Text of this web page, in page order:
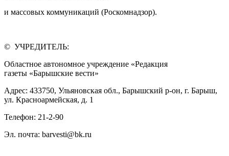
и массовых коммуникаций (Роскомнадзор).
© УЧРЕДИТЕЛЬ:
Областное автономное учреждение «Редакция
газеты «Барышские вести»
Адрес: 433750, Ульяновская обл., Барышский р-он, г. Барыш,
ул. Красноармейская, д. 1
Телефон: 21-2-90
Эл. почта: barvesti@bk.ru